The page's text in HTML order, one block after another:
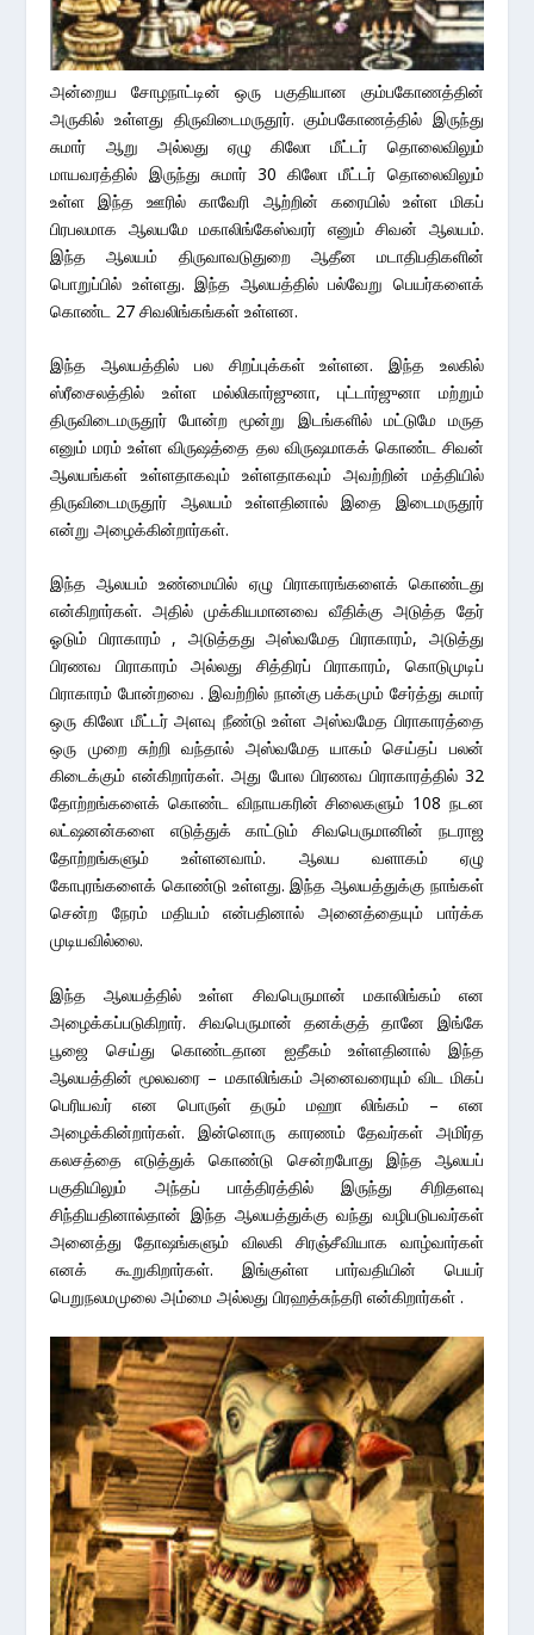
அன்றைய சோழநாட்டின் ஒரு பகுதியான கும்பகோணத்தின்
அருகில் உள்ளது திருவிடைமருதூர். கும்பகோணத்தில் இருந்து
சுமார் ஆறு அல்லது ஏழு கிலோ மீட்டர் தொலைவிலும்
மாயவரத்தில் இருந்து சுமார் 30 கிலோ மீட்டர் தொலைவிலும்
உள்ள இந்த ஊரில் காவேரி ஆற்றின் கரையில் உள்ள மிகப்
பிரபலமாக ஆலயமே மகாலிங்கேஸ்வரர் எனும் சிவன் ஆலயம்.
இந்த ஆலயம் திருவாவடுதுறை ஆதீன மடாதிபதிகளின்
பொறுப்பில் உள்ளது. இந்த ஆலயத்தில் பல்வேறு பெயர்களைக்
கொண்ட 27 சிவலிங்கங்கள் உள்ளன.
இந்த ஆலயத்தில் பல சிறப்புக்கள் உள்ளன. இந்த உலகில்
ஸ்ரீசைலத்தில் உள்ள மல்லிகார்ஜுனா, புட்டார்ஜுனா மற்றும்
திருவிடைமருதூர் போன்ற மூன்று இடங்களில் மட்டுமே மருத
எனும் மரம் உள்ள விருஷத்தை தல விருஷமாகக் கொண்ட சிவன்
ஆலயங்கள் உள்ளதாகவும் உள்ளதாகவும் அவற்றின் மத்தியில்
திருவிடைமருதூர் ஆலயம் உள்ளதினால் இதை இடைமருதூர்
என்று அழைக்கின்றார்கள்.
இந்த ஆலயம் உண்மையில் ஏழு பிராகாரங்களைக் கொண்டது
என்கிறார்கள். அதில் முக்கியமானவை வீதிக்கு அடுத்த தேர்
ஓடும் பிராகாரம் , அடுத்தது அஸ்வமேத பிராகாரம், அடுத்து
பிரணவ பிராகாரம் அல்லது சித்திரப் பிராகாரம், கொடுமுடிப்
பிராகாரம் போன்றவை . இவற்றில் நான்கு பக்கமும் சேர்த்து சுமார்
ஒரு கிலோ மீட்டர் அளவு நீண்டு உள்ள அஸ்வமேத பிராகாரத்தை
ஒரு முறை சுற்றி வந்தால் அஸ்வமேத யாகம் செய்தப் பலன்
கிடைக்கும் என்கிறார்கள். அது போல பிரணவ பிராகாரத்தில் 32
தோற்றங்களைக் கொண்ட விநாயகரின் சிலைகளும் 108 நடன
லட்ஷனன்களை எடுத்துக் காட்டும் சிவபெருமானின் நடராஜ
தோற்றங்களும் உள்ளனவாம். ஆலய வளாகம் ஏழு
கோபுரங்களைக் கொண்டு உள்ளது. இந்த ஆலயத்துக்கு நாங்கள்
சென்ற நேரம் மதியம் என்பதினால் அனைத்தையும் பார்க்க
முடியவில்லை.
இந்த ஆலயத்தில் உள்ள சிவபெருமான் மகாலிங்கம் என
அழைக்கப்படுகிறார். சிவபெருமான் தனக்குத் தானே இங்கே
பூஜை செய்து கொண்டதான ஐதீகம் உள்ளதினால் இந்த
ஆலயத்தின் மூலவரை – மகாலிங்கம் அனைவரையும் விட மிகப்
பெரியவர் என பொருள் தரும் மஹா லிங்கம் – என
அழைக்கின்றார்கள். இன்னொரு காரணம் தேவர்கள் அமிர்த
கலசத்தை எடுத்துக் கொண்டு சென்றபோது இந்த ஆலயப்
பகுதியிலும் அந்தப் பாத்திரத்தில் இருந்து சிறிதளவு
சிந்தியதினால்தான் இந்த ஆலயத்துக்கு வந்து வழிபடுபவர்கள்
அனைத்து தோஷங்களும் விலகி சிரஞ்சீவியாக வாழ்வார்கள்
எனக் கூறுகிறார்கள். இங்குள்ள பார்வதியின் பெயர்
பெறுநலமமுலை அம்மை அல்லது பிரஹத்சுந்தரி என்கிறார்கள் .